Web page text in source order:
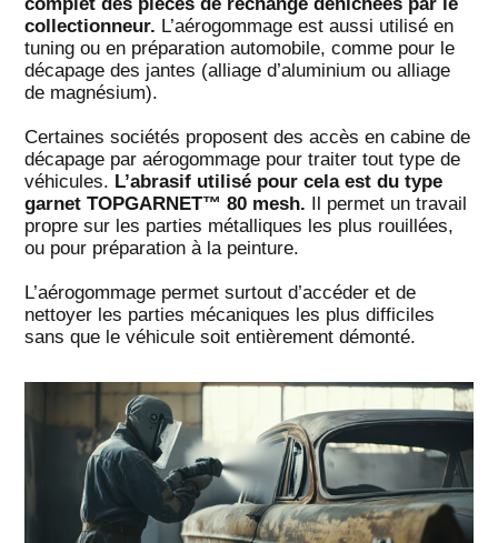
complet des pièces de rechange dénichées par le
collectionneur. L’aérogommage est aussi utilisé en
tuning ou en préparation automobile, comme pour le
décapage des jantes (alliage d’aluminium ou alliage
de magnésium).
Certaines sociétés proposent des accès en cabine de
décapage par aérogommage pour traiter tout type de
véhicules. L’abrasif utilisé pour cela est du type
garnet TOPGARNET™ 80 mesh. Il permet un travail
propre sur les parties métalliques les plus rouillées,
ou pour préparation à la peinture.
L’aérogommage permet surtout d’accéder et de
nettoyer les parties mécaniques les plus difficiles
sans que le véhicule soit entièrement démonté.